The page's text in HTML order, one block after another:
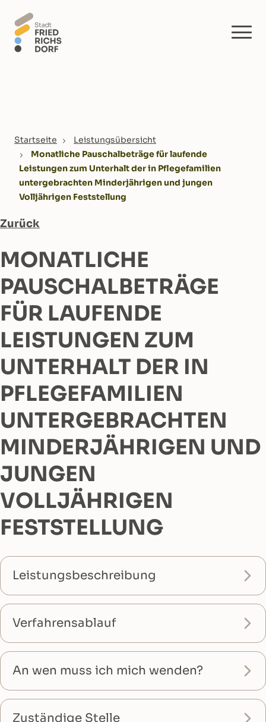
You are here:
Startseite
Leistungsübersicht
Monatliche Pauschalbeträge für laufende
Leistungen zum Unterhalt der in Pflegefamilien
untergebrachten Minderjährigen und jungen
Volljährigen Feststellung
Zurück
MONATLICHE
PAUSCHALBETRÄGE
FÜR LAUFENDE
LEISTUNGEN ZUM
UNTERHALT DER IN
PFLEGEFAMILIEN
UNTERGEBRACHTEN
MINDERJÄHRIGEN UND
JUNGEN
VOLLJÄHRIGEN
FESTSTELLUNG
Leistungsbeschreibung
Verfahrensablauf
An wen muss ich mich wenden?
Zuständige Stelle